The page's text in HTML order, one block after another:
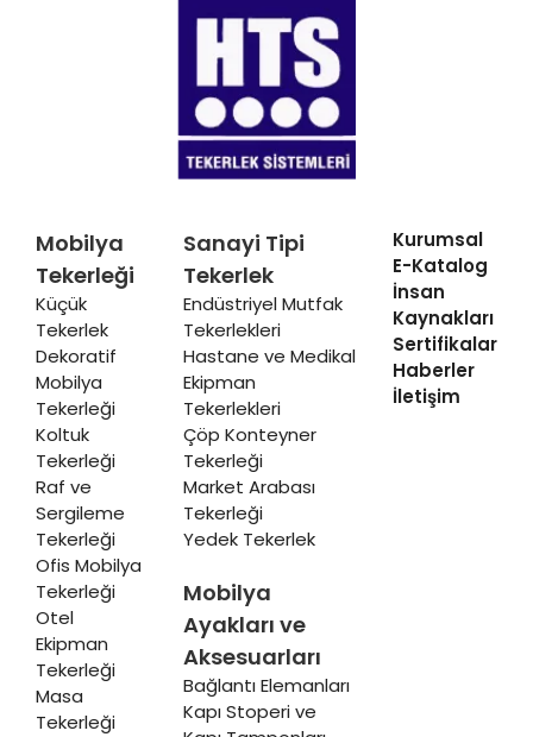
Mobilya
Tekerleği
Küçük
Tekerlek
Dekoratif
Mobilya
Tekerleği
Koltuk
Tekerleği
Raf ve
Sergileme
Tekerleği
Ofis Mobilya
Tekerleği
Otel
Ekipman
Tekerleği
Masa
Tekerleği
Sanayi Tipi
Tekerlek
Endüstriyel Mutfak
Tekerlekleri
Hastane ve Medikal
Ekipman
Tekerlekleri
Çöp Konteyner
Tekerleği
Market Arabası
Tekerleği
Yedek Tekerlek
Mobilya
Ayakları ve
Aksesuarları
Bağlantı Elemanları
Kapı Stoperi ve
Kurumsal
E-Katalog
İnsan
Kaynakları
Sertifikalar
Haberler
İletişim